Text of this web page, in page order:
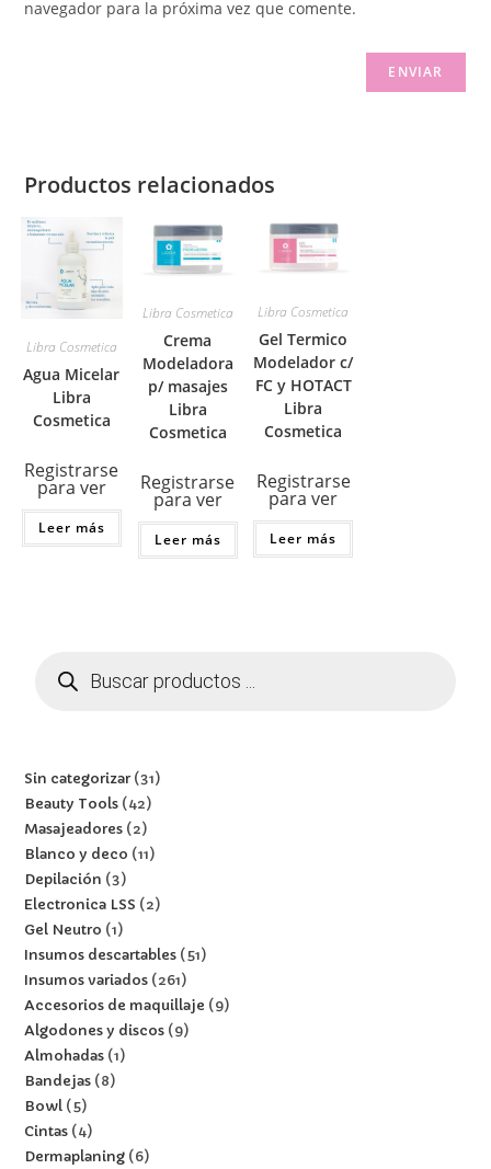
navegador para la próxima vez que comente.
Productos relacionados
Libra Cosmetica
Agua Micelar
Libra
Cosmetica
Registrarse
para ver
Leer más
Libra Cosmetica
Crema
Modeladora
p/ masajes
Libra
Cosmetica
Registrarse
para ver
Leer más
Libra Cosmetica
Gel Termico
Modelador c/
FC y HOTACT
Libra
Cosmetica
Registrarse
para ver
Leer más
Sin categorizar 31
Beauty Tools 42
Masajeadores 2
Blanco y deco
11
Depilación
3
Electronica LSS
2
Gel Neutro
1
Insumos descartables 51
Insumos variados 261
Accesorios de maquillaje
9
Algodones y discos 9
Almohadas 1
Bandejas 8
Bowl 5
Cintas 4
Dermaplaning 6